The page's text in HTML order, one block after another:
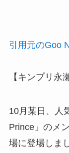
引用元のGoo
【キンプリ永
10月某日、人
Prince」のメ
場に登場しま